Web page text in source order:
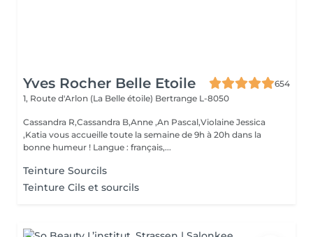
Yves Rocher Belle Etoile
654
1, Route d'Arlon (La Belle étoile) Bertrange L-8050
Cassandra R,Cassandra B,Anne ,An Pascal,Violaine Jessica
,Katia vous accueille toute la semaine de 9h à 20h dans la
bonne humeur ! Langue : français,...
Teinture Sourcils
Teinture Cils et sourcils